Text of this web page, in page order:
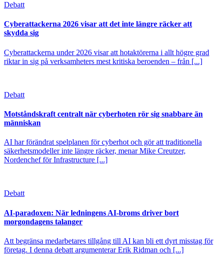
Debatt
Cyberattackerna 2026 visar att det inte längre räcker att
skydda sig
Cyberattackerna under 2026 visar att hotaktörerna i allt högre grad
riktar in sig på verksamheters mest kritiska beroenden – från [...]
Debatt
Motståndskraft centralt när cyberhoten rör sig snabbare än
människan
AI har förändrat spelplanen för cyberhot och gör att traditionella
säkerhetsmodeller inte längre räcker, menar Mike Creutzer,
Nordenchef för Infrastructure [...]
Debatt
AI-paradoxen: När ledningens AI-broms driver bort
morgondagens talanger
Att begränsa medarbetares tillgång till AI kan bli ett dyrt misstag för
företag. I denna debatt argumenterar Erik Ridman och [...]